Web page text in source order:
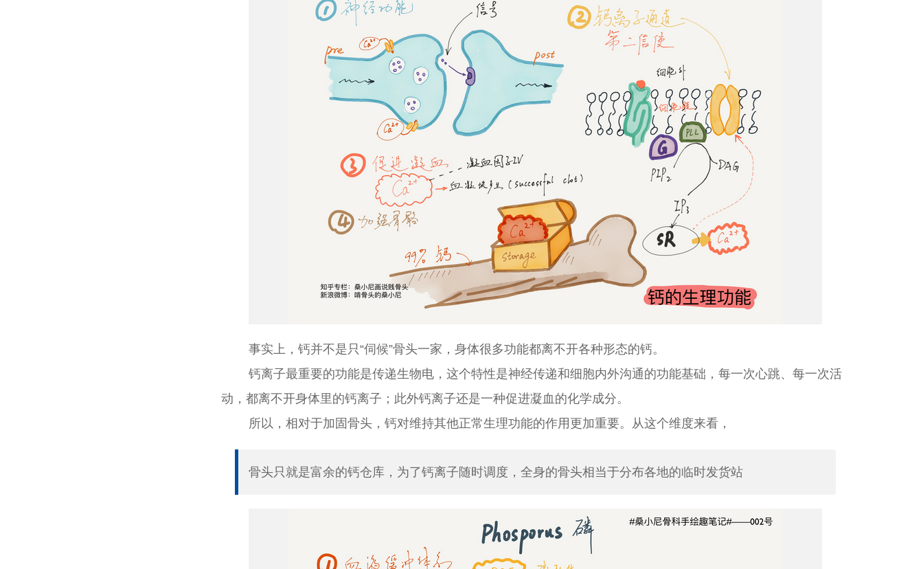
事实上，钙并不是只“伺候”骨头一家，身体很多功能都离不开各种形态的钙。
钙离子最重要的功能是传递生物电，这个特性是神经传递和细胞内外沟通的功能基础，每一次心跳、每一次活
动，都离不开身体里的钙离子；此外钙离子还是一种促进凝血的化学成分。
所以，相对于加固骨头，钙对维持其他正常生理功能的作用更加重要。从这个维度来看，
骨头只就是富余的钙仓库，为了钙离子随时调度，全身的骨头相当于分布各地的临时发货站